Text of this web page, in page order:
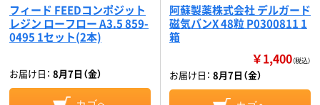
フィード FEEDコンポジット
レジン ローフロー A3.5 859-
0495 1セット(2本)
お届け日： 8月7日（金）
阿蘇製薬株式会社 デルガード
磁気バンX 48粒 P0300811 1
箱
￥1,400（税込）
お届け日： 8月7日（金）